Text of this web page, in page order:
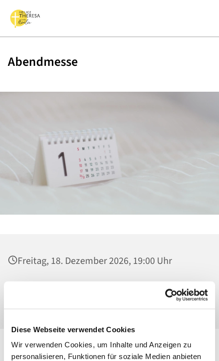
Diese Webseite verwendet Cookies
Wir verwenden Cookies, um Inhalte und Anzeigen zu
personalisieren, Funktionen für soziale Medien anbieten
Abendmesse
Freitag, 18. Dezember 2026, 19:00 Uhr
St. Georg, Kirche, Kissingenplatz, 13189